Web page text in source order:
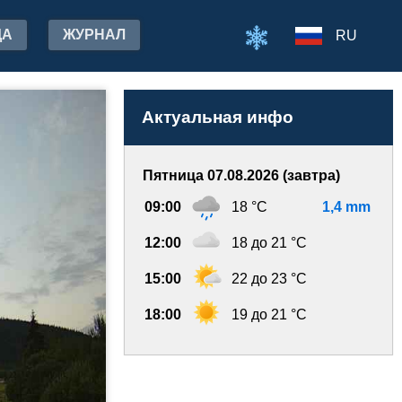
ЖУРНАЛ RU
Актуальная инфо
Пятница 07.08.2026 (завтра)
09:00 18 °C 1,4 mm
12:00 18 до 21 °C
15:00 22 до 23 °C
18:00 19 до 21 °C